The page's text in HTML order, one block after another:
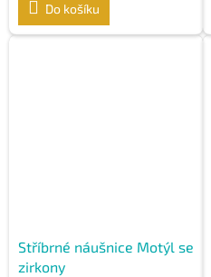
Do košíku
Stříbrné náušnice Motýl se
zirkony